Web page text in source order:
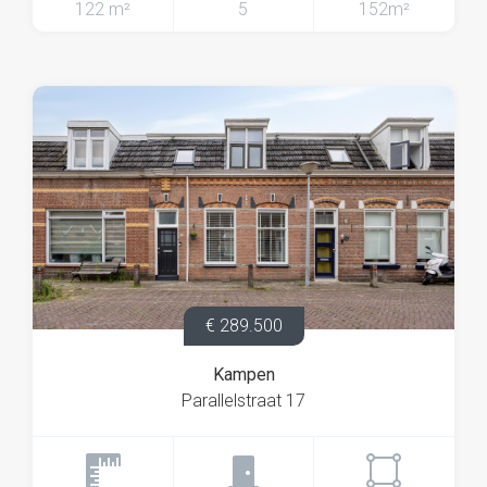
Overloop met toegang tot een grote kamer aan de
Deze verdieping wordt momenteel gebruikt als B&B en
is daar ook op ingericht. De kamer aan de voorzijde is
ingericht als woonkamer met keukenblok en biedt
toegang tot het sfeervolle balkon.
De slaapkamer aan de achterzijde is netjes afgewerkt
en voorzien van een wastafel en een separate
doucheruimte met toilet.
Tweede verdieping
inclusief dakrenovatie en het plaatsen van een grote
dakkapel. Hierdoor is een volwaardige en lichte
122 m²
5
152m²
€ 289.500
Kampen
Parallelstraat 17